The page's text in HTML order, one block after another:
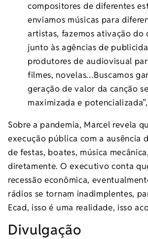
compositores de diferentes
enviamos músicas para
artistas, fazemos ativação do
junto às agências de
produtores de audiovisual
filmes, novelas…Buscamos
geração de valor da canção
maximizada e
Sobre a pandemia, Marcel revela
execução pública com a ausência
de festas, boates, música
diretamente. O executivo conta
recessão econômica,
rádios se tornam inadimplentes,
Ecad, isso é uma realidade, isso
Divulgação